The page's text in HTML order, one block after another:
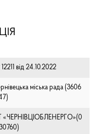
від 24.10.2022
міська рада (⁨3606
«ЧЕРНІВЦІОБЛЕНЕРГО»(0